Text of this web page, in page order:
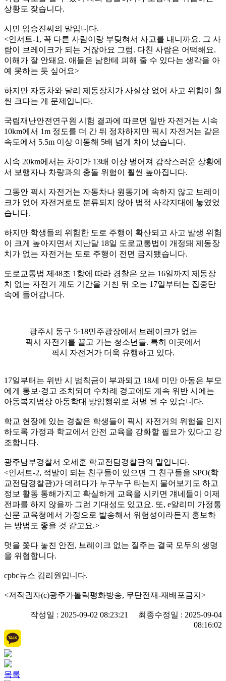
상황도 잦습니다.
시민 임승진씨의 말입니다.
<인서트-1, 꼭 다른 사람이랑 부딪혀서 사고를 내니까요. 그 사
람이 브레이크가 되는 거잖아요 그럼. 다친 사람은 어떡해요.
이해가 잘 안돼요. 애들은 남한테 피해 줄 수 있다는 생각을 아
예 못하는 듯 싶어요>
하지만 자동차와 달리 제동장치가 사실상 없어 사고 위험이 훨
씬 크다는 게 문제입니다.
국립재난안전연구원 시험 결과에 따르면 일반 자전거는 시속
10km에서 1m 정도를 더 간 뒤 정차하지만 픽시 자전거는 같은
속도에서 5.5m 이상 이동해 5배 넘게 차이 났습니다.
시속 20km에서는 차이가 13배 이상 벌어져 갑작스러운 상황에
서 보행자나 차량과의 충돌 위험이 훨씬 높아집니다.
그동안 픽시 자전거는 자동차나 원동기에 속하지 않고 브레이
크가 없어 자전거로도 분류되지 않아 법적 사각지대에 놓였었
습니다.
하지만 학생들의 위험한 도로 주행이 확산되고 사고 발생 위험
이 크게 높아지면서 지난달 18일 도로교통법이 개정돼 제동장
치가 없는 자전거는 도로 주행이 전면 금지됐습니다.
도로교통법 제48조 1항에 따라 경찰은 오는 16일까지 제동장
치 없는 자전거 계도 기간을 거친 뒤 오는 17일부터는 집중단
속에 들어갑니다.
광주시 동구 5·18민주광장에서 브레이크가 없는
픽시 자전거를 끌고 가는 청소년들. 특히 이곳에서
픽시 자전거가 더욱 유행하고 있다.
17일부터는 위반 시 범칙금이 부과되고 18세 미만 아동은 부모
에게 통보·경고 조치되며 수차례 경고에도 계속 위반 시에는
아동복지법상 아동학대 방임행위로 처벌 될 수 있습니다.
학교 현장에 있는 경찰은 학생들이 픽시 자전거의 위험을 인지
하도록 가정과 학교에서 안전 교육을 강화할 필요가 있다고 강
조합니다.
광주남부경찰서 오세훈 학교전담경찰관의 말입니다.
<인서트-2, 적발이 되는 친구들이 있으면 그 친구들을 SPO(학
교전담경찰관)가 데려다가 누구누구 타는지 물어보기도 하고
정보 활동 통해가지고 확실하게 교육을 시키면 걔네들이 이제
전파를 하지 않을까 그런 기대성도 있고요. 또, e알리미 가정통
신문 교육청에서 가정으로 발송해서 위험성이라든지 홍보하
는 방법도 좋을 것 같고요.>
멋을 쫓다 놓친 안전, 브레이크 없는 질주는 결국 모두의 생명
을 위협합니다.
cpbc뉴스 김리원입니다.
<저작권자(c)광주가톨릭평화방송, 무단전재-재배포금지>
작성일 : 2025-09-02 08:23:21 최종수정일 : 2025-09-04
08:16:02
목록